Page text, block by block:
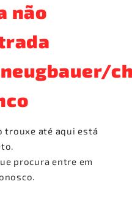
não
trouxe até aqui está
procura entre em